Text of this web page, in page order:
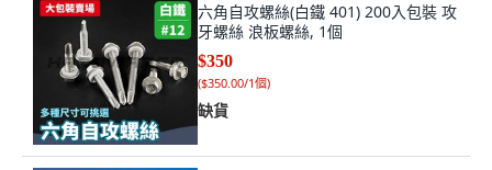
六角自攻螺絲(白鐵 401) 200入包裝 攻
牙螺絲 浪板螺絲, 1個
$350
($350.00/1個)
缺貨